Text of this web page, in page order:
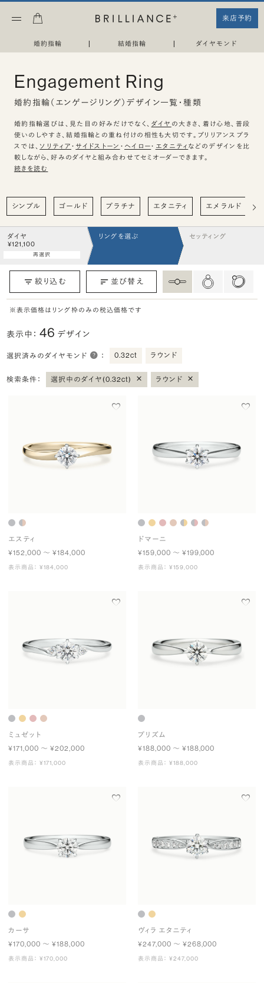
来店予約
婚約指輪 | 結婚指輪 | ダイヤモンド
Engagement Ring
婚約指輪（エンゲージリング）デザイン一覧・種類
婚約指輪選びは、見た目の好みだけでなく、 ダイヤ の大きさ、着け心地、普段
使いのしやすさ、結婚指輪との重ね付けの相性も大切です。ブリリアンスプラ
スでは、 ソリティア ・ サイドストーン ・ ヘイロー・ エタニティ などのデザインを比
較しながら、好みのダイヤと組み合わせてセミオーダーできます。
続きを読む
シンプル ゴールド プラチナ エタニティ エメラルド
ダイヤ
¥121,100
再選択
リングを選ぶ セッティング
絞り込む 並び替え
※表示価格はリング枠のみの税込価格です
表示中：46 デザイン
選択済みのダイヤモンド ： 0.32ct ラウンド
検索条件： 選択中のダイヤ(0.32ct) × ラウンド ×
エスティ
¥152,000 〜 ¥184,000
表示商品： ¥184,000
ドマーニ
¥159,000 〜 ¥199,000
表示商品： ¥159,000
ミュゼット
¥171,000 〜 ¥202,000
表示商品： ¥171,000
プリズム
¥188,000 〜 ¥188,000
表示商品： ¥188,000
カーサ
¥170,000 〜 ¥188,000
表示商品： ¥170,000
ヴィラ エタニティ
¥247,000 〜 ¥268,000
表示商品： ¥247,000